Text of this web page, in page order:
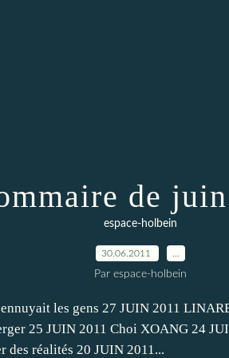
de
espace-holbein
30.06.2011
Par espace-holbein
les gens 27 JUIN 2011
25 JUIN 2011 Choi XOANG 24
des réalités 20 JUIN 2011...